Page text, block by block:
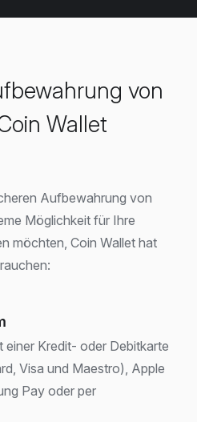
von
Wallet
Aufbewahrung von
Möglichkeit für Ihre
möchten, Coin Wallet hat
einer Kredit- oder Debitkarte
Visa und Maestro), Apple
Pay oder per